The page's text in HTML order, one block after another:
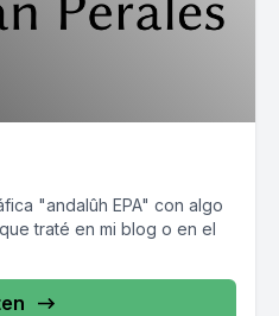
"andalûh EPA" con algo
traté en mi blog o en el